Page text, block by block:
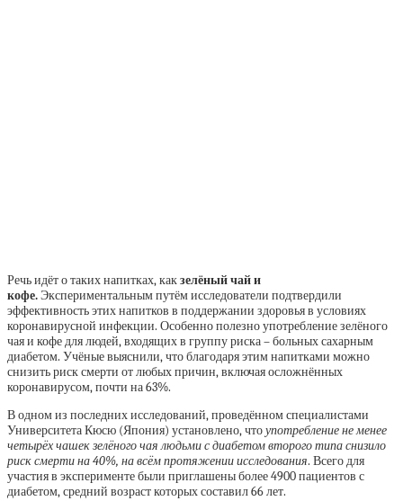
Речь идёт о таких напитках, какзелёный чай и
кофе.Экспериментальным путём исследователи подтвердили
эффективность этих напитков в поддержании здоровья в условиях
коронавирусной инфекции. Особенно полезно употребление зелёного
чая и кофе для людей, входящих в группу риска – больных сахарным
диабетом. Учёные выяснили, что благодаря этим напитками можно
снизить риск смерти от любых причин, включая осложнённых
коронавирусом, почти на 63%.
В одном из последних исследований, проведённом специалистами
Университета Кюсю (Япония) установлено, чтоупотребление не менее
четырёх чашек зелёного чая людьми с диабетом второго типа снизило
риск смерти на 40%, на всём протяжении исследования. Всего для
участия в эксперименте были приглашены более 4900 пациентов с
диабетом, средний возраст которых составил 66 лет.